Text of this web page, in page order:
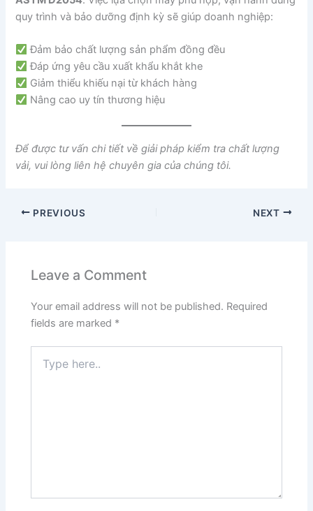
quy trình và bảo dưỡng định kỳ sẽ giúp doanh nghiệp:
Đảm bảo chất lượng sản phẩm đồng đều
Đáp ứng yêu cầu xuất khẩu khắt khe
Giảm thiểu khiếu nại từ khách hàng
Nâng cao uy tín thương hiệu
Để được tư vấn chi tiết về giải pháp kiểm tra chất lượng
vải, vui lòng liên hệ chuyên gia của chúng tôi.
PREVIOUS NEXT
Leave a Comment
Your email address will not be published. Required
fields are marked *
here..